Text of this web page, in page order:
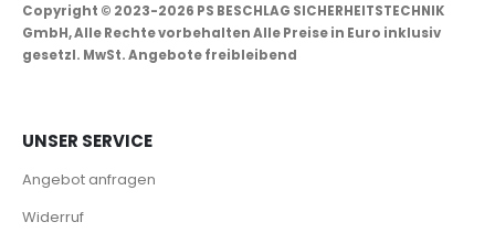
Copyright © 2023-2026 PS BESCHLAG SICHERHEITSTECHNIK
GmbH, Alle Rechte vorbehalten Alle Preise in Euro inklusiv
gesetzl. MwSt. Angebote freibleibend
UNSER SERVICE
Angebot anfragen
Widerruf